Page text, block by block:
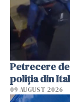
Petrecere
poliția din
09 AUGUST 2026